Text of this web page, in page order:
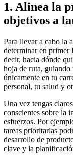
1. Alinea la
objetivos a
Para llevar a cabo la
determinar en primer
decir, hacia dónde
hoja de ruta, guiando
únicamente en tu
personal, tu salud y
Una vez tengas
conscientes sobre la
esfuerzos. Por
tareas prioritarias
desarrollo de
clave y la